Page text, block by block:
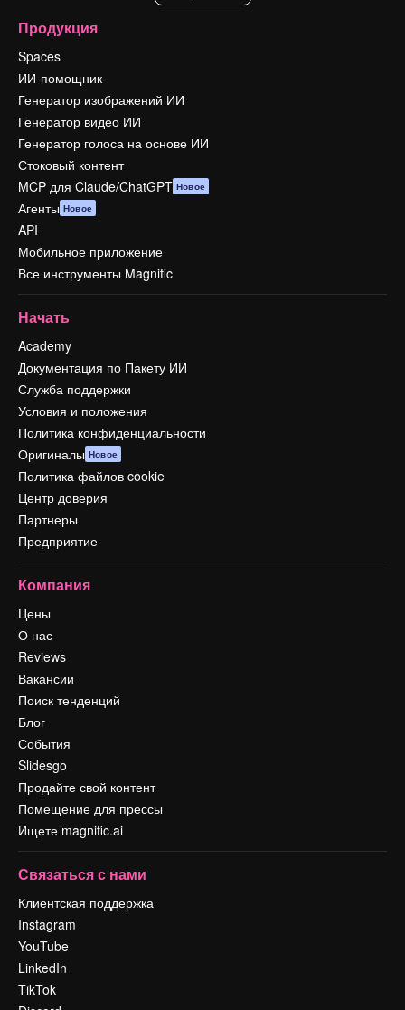
Продукция
Spaces
ИИ-помощник
Генератор изображений ИИ
Генератор видео ИИ
Генератор голоса на основе ИИ
Стоковый контент
MCP для Claude/ChatGPT Новое
Агенты Новое
API
Мобильное приложение
Все инструменты Magnific
Начать
Academy
Документация по Пакету ИИ
Служба поддержки
Условия и положения
Политика конфиденциальности
Оригиналы Новое
Политика файлов cookie
Центр доверия
Партнеры
Предприятие
Компания
Цены
О нас
Reviews
Вакансии
Поиск тенденций
Блог
События
Slidesgo
Продайте свой контент
Помещение для прессы
Ищете magnific.ai
Связаться с нами
Клиентская поддержка
Instagram
YouTube
LinkedIn
TikTok